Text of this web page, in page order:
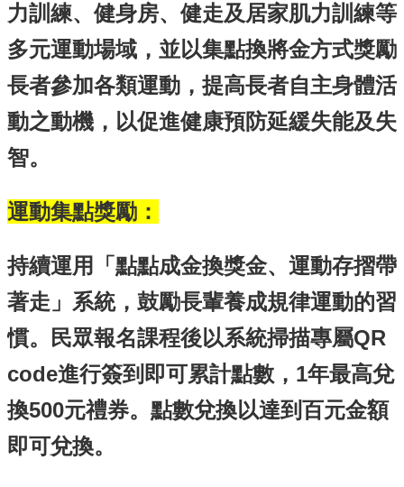
區
主
題
專
English
頁
站
覽
局
信
絲
力訓練、健身房、健走及居家肌力訓練等
多元運動場域，並以集點換將金方式獎勵
長者參加各類運動，提高長者自主身體活
動之動機，以促進健康預防延緩失能及失
智。
運動集點獎勵：
持續運用「點點成金換獎金、運動存摺帶
著走」系統，鼓勵長輩養成規律運動的習
慣。民眾報名課程後以系統掃描專屬QR
code進行簽到即可累計點數，1年最高兌
換500元禮券。點數兌換以達到百元金額
即可兌換。